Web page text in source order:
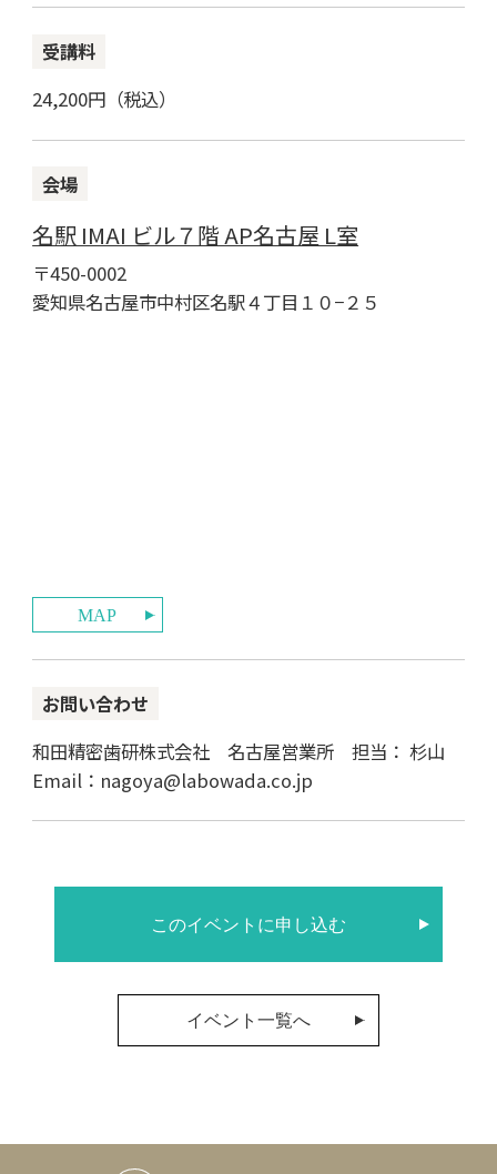
受講料
24,200円（税込）
会場
名駅 IMAI ビル７階 AP名古屋 L室
〒450-0002
愛知県名古屋市中村区名駅４丁目１０−２５
MAP
お問い合わせ
和田精密歯研株式会社 名古屋営業所 担当： 杉山
Email：nagoya@labowada.co.jp
このイベントに申し込む
イベント一覧へ